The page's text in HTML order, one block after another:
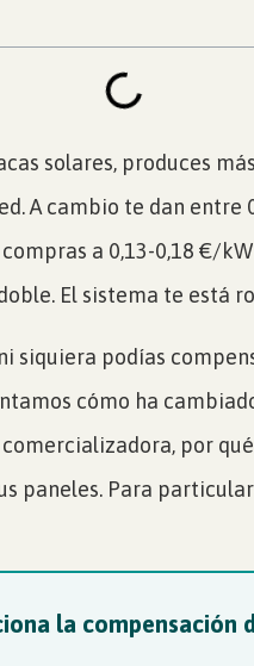
solares, produces
A cambio te dan entre
a 0,13-0,18 €/
El sistema te está
siquiera podías
cómo ha
por
paneles. Para
la compensación